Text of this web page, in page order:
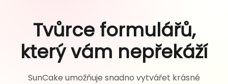
Tvůrce formulářů,
který vám nepřekáží
SunCake umožňuje snadno vytvářet krásné